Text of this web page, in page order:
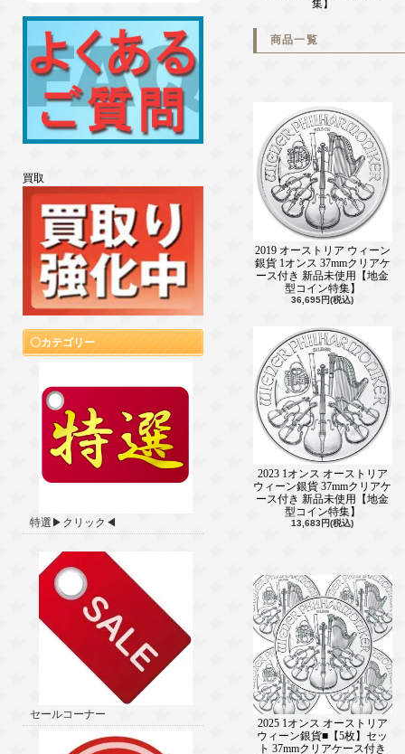
買取
カテゴリー
特選▶クリック◀
セールコーナー
集】
商品一覧
2019 オーストリア ウィーン
銀貨 1オンス 37mmクリアケ
ース付き 新品未使用【地金
型コイン特集】
36,695円(税込)
2023 1オンス オーストリア
ウィーン銀貨 37mmクリアケ
ース付き 新品未使用【地金
型コイン特集】
13,683円(税込)
2025 1オンス オーストリア
ウィーン銀貨■【5枚】セッ
ト 37mmクリアケース付き